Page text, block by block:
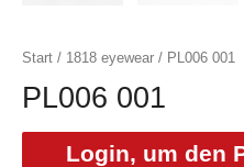
Start / 1818 eyewear / PL006 001
PL006 001
Login, um den